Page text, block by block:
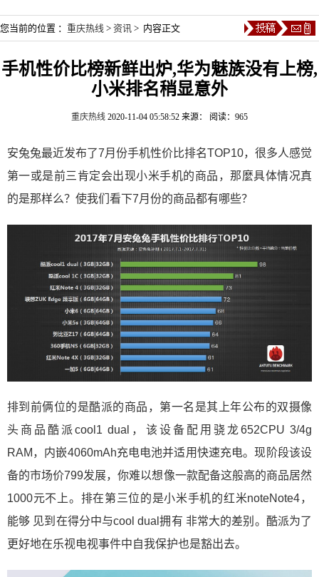
您当前的位置 ： 重庆热线 > 资讯 > 内容正文
手机性价比榜新鲜出炉,华为魅族没有上榜,
小米排名稍显意外
重庆热线 2020-11-04 05:58:52 来源： 阅读：965
安兔兔最近发布了7月份手机性价比排名TOP10，很多人感觉
第一或是前三肯定会出现小米手机的商品，那麼具体情况真
的是那样么？使我们看下7月份的商品都有哪些？
排到前俩位的是酷派的商品，第一名是其上年公布的双摄像
头商品酷派cool1 dual，该设备配用骁龙652CPU 3/4g
RAM，内嵌4060mAh充电电池并适用快速充电。现阶段该设
备的市场价799发展，你难以想像一款配备这般高的商品居然
1000元不上。排在第三位的是小米手机的红米noteNote4，
能够 见到在得分中与cool dual拥有 非常大的差别。酷派为了
更好地在乐视电视事件中自我保护也是豁出去。